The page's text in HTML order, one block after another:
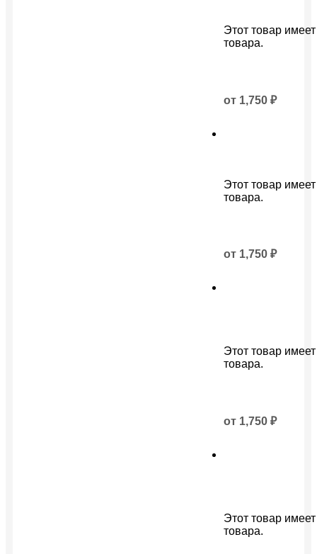
Этот товар
товара.
от 1,750 ₽
Этот товар
товара.
от 1,750 ₽
Этот товар
товара.
от 1,750 ₽
Этот товар
товара.